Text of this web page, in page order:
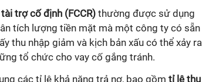
tài trợ cố định (FCCR) thường được sử dụng
tích lượng tiền mặt mà một công ty có sẵn
thu nhập giảm và kịch bản xấu có thể xảy ra
tổ chức cho vay cố gắng tránh.
các tỉ lệ khả năng trả nợ, bao gồm tỉ lệ thu